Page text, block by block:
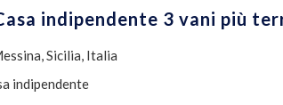
indipendente 3 vani più
Sicilia, Italia
indipendente